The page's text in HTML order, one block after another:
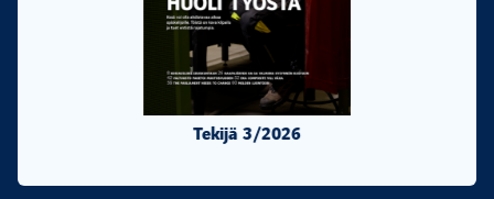
Tekijä 3/2026